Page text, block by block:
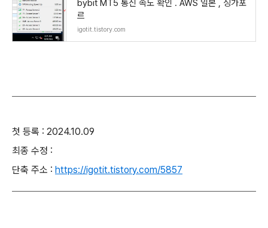
bybit MT5 통신 속도 확인 . AWS 일본 , 싱가포
르
igotit.tistory.com
첫 등록 : 2024.10.09
최종 수정 :
단축 주소 : https://igotit.tistory.com/5857